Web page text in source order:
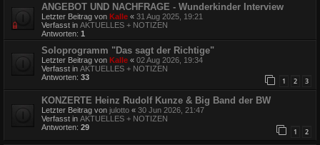
ANGEBOT UND NACHFRAGE - Wunderkinder Interview
Letzter Beitrag von Kalle « 31 Aug 2025, 19:21
Verfasst in AKTUELLES + NOTIZEN
Antworten: 1
Soloprogramm "Das sagt der Richtige"
Letzter Beitrag von Kalle « 02 Aug 2026, 19:34
Verfasst in AKTUELLES + NOTIZEN
Antworten: 33 1 2 3
KONZERTE Heinz Rudolf Kunze & Big Band der BW
Letzter Beitrag von julotto « 30 Jun 2026, 21:47
Verfasst in AKTUELLES + NOTIZEN
Antworten: 29 1 2